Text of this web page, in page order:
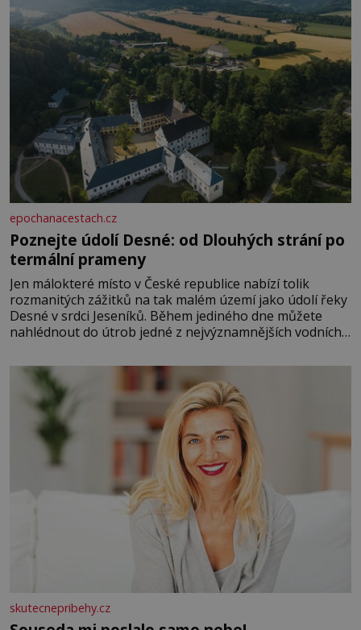
epochanacestach.cz
Poznejte údolí Desné: od Dlouhých strání po
termální prameny
Jen málokteré místo v České republice nabízí tolik
rozmanitých zážitků na tak malém území jako údolí řeky
Desné v srdci Jeseníků. Během jediného dne můžete
nahlédnout do útrob jedné z nejvýznamnějších vodních
se na koloběžce a den zakončit poznáváním památek ve
Velkých Losinách nebo v termálním
skutecnepribehy.cz